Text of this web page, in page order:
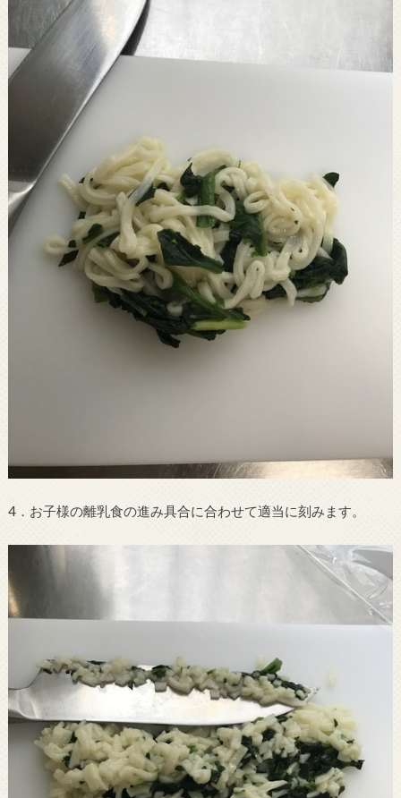
4．お子様の離乳食の進み具合に合わせて適当に刻みます。